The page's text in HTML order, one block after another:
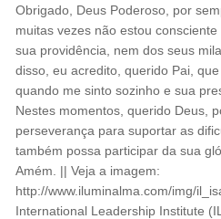
Obrigado, Deus Poderoso, por
muitas vezes não estou
sua providência, nem dos seus
disso, eu acredito, querido Pai,
quando me sinto sozinho e sua
Nestes momentos, querido Deus,
perseverança para suportar as
também possa participar da sua
Amém. || Veja a imagem:
http://www.iluminalma.com/img/
International Leadership Institute